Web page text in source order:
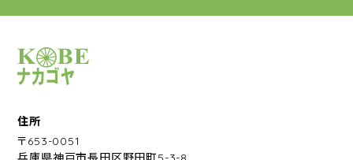
サイクルショップナカゴヤ
住所
〒653-0051